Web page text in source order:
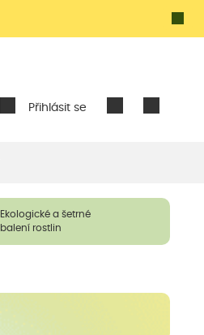
Přihlásit se
Ekologické a šetrné
balení rostlin